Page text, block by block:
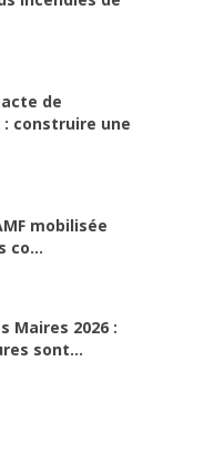
de
construire une
mobilisée
co...
Maires 2026 :
sont...